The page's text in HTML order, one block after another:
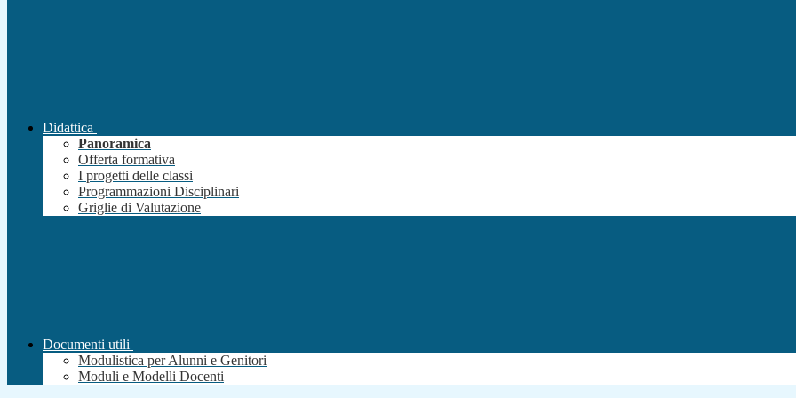
Didattica
Panoramica
Offerta formativa
I progetti delle classi
Programmazioni Disciplinari
Griglie di Valutazione
Documenti utili
Modulistica per Alunni e Genitori
Moduli e Modelli Docenti